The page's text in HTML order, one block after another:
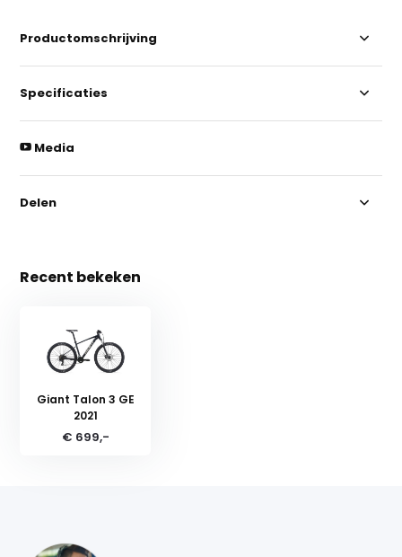
Productomschrijving
Specificaties
Media
Delen
Recent bekeken
Giant Talon 3 GE
2021
€ 699,-